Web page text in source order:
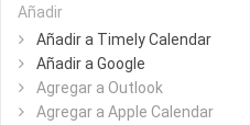
Añadir
Añadir a Timely Calendar
Añadir a Google
Agregar a Outlook
Agregar a Apple Calendar